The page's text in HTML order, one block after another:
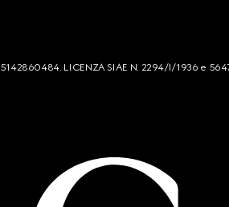
LICENZA SIAE N. 2294/I/1936 e